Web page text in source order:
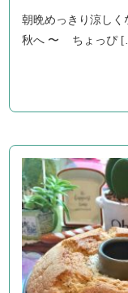
朝晩めっきり涼しく
秋へ 〜 ちょっぴ